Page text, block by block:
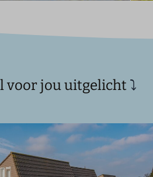
voor jou uitgelicht ⤵